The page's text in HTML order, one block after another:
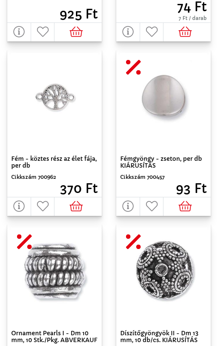
925 Ft 74 Ft
7 Ft / darab
Fém - köztes rész az élet fája,
per db
Cikkszám 700962
370 Ft
Fémgyöngy - zseton, per db
KIÁRUSÍTÁS
Cikkszám 700457
93 Ft
Ornament Pearls I - Dm 10
mm, 10 Stk./Pkg. ABVERKAUF
Díszítőgyöngyök II - Dm 13
mm, 10 db/cs. KIÁRUSÍTÁS